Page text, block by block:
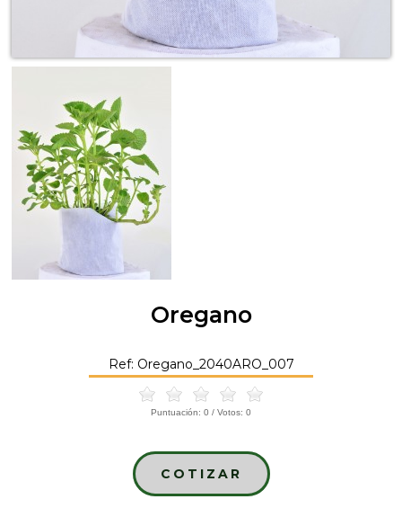
Oregano
Ref: Oregano_2040ARO_007
Puntuación: 0 / Votos: 0
COTIZAR